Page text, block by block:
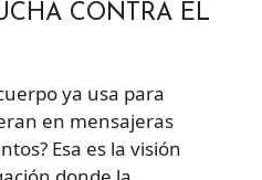
CONTRA EL
ya usa para
en mensajeras
Esa es la visión